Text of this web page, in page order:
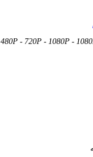
480P - 720P - 1080P -